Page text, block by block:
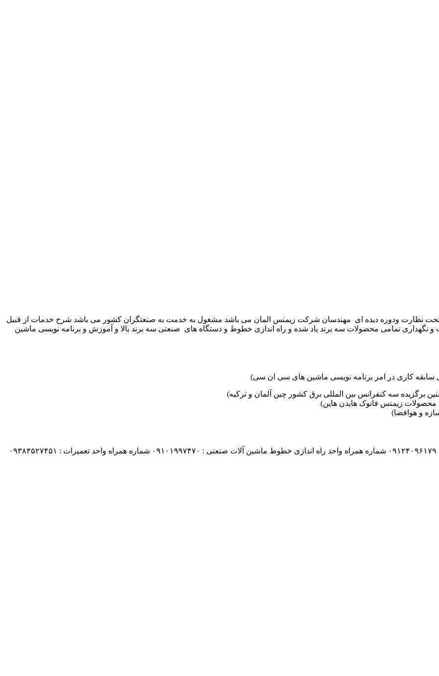
تکنوست با مدیریت مهندس علی فرخانی که از سال ۱۳۶۵ تحت نظارت ودوره دیده ای مهندسان شرکت زیمنس المان می باشد مشغول به خدمت به صنعتگران کشور می باشد شرح خدمات از قبیل
نگهداری تمامی محصولات سه برند یاد شده و راه اندازی خطوط و دستگاه های صنعتی سه برند بالا و آموزش و برنامه نویسی ماشین
برگزیده سه کنفرانس بین المللی برق کشور چین آلمان و ترکیه)
زیمنس فانوک هایدن هاین)
و هوافضا)